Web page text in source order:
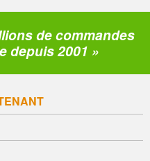
de commandes
depuis 2001 »